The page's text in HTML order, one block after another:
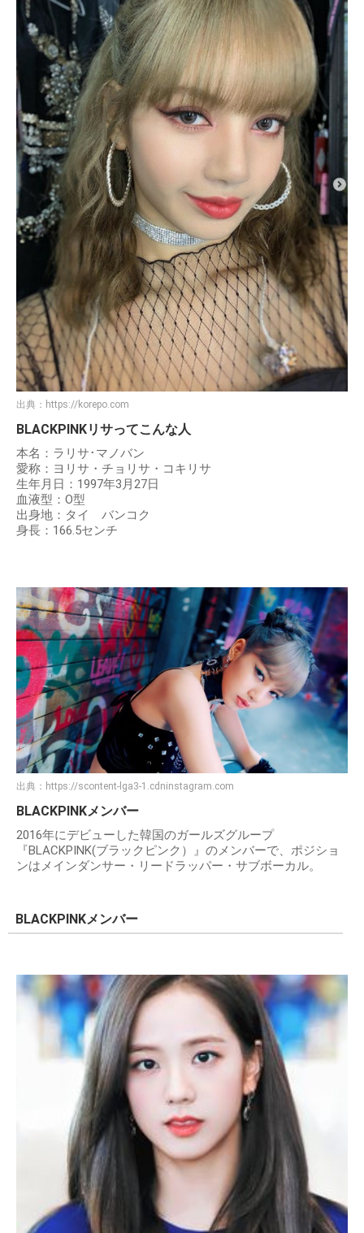
出典： https://korepo.com
BLACKPINKリサってこんな人
本名：ラリサ･マノバン
愛称：ヨリサ・チョリサ・コキリサ
生年月日：1997年3月27日
血液型：O型
出身地：タイ バンコク
身長：166.5センチ
出典： https://scontent-lga3-1.cdninstagram.com
BLACKPINKメンバー
2016年にデビューした韓国のガールズグループ
『BLACKPINK(ブラックピンク）』のメンバーで、ポジショ
ンはメインダンサー・リードラッパー・サブボーカル。
BLACKPINKメンバー